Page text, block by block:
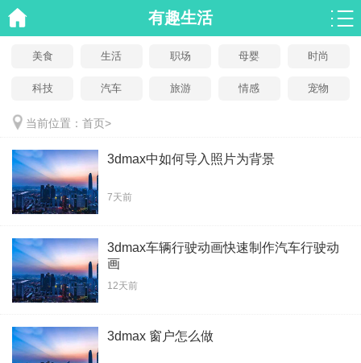
有趣生活
美食 生活 职场 母婴 时尚
科技 汽车 旅游 情感 宠物
当前位置： 首页>
3dmax中如何导入照片为背景
7天前
3dmax车辆行驶动画快速制作汽车行驶动
画
12天前
3dmax 窗户怎么做